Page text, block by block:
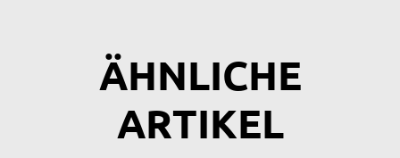
ÄHNLICHE
ARTIKEL